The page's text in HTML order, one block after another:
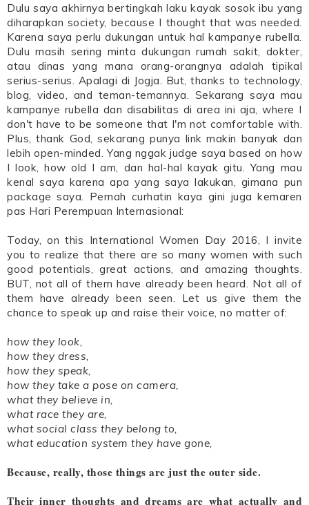
Dulu saya akhirnya bertingkah laku kayak sosok ibu yang
diharapkan society, because I thought that was needed.
Karena saya perlu dukungan untuk hal kampanye rubella.
Dulu masih sering minta dukungan rumah sakit, dokter,
atau dinas yang mana orang-orangnya adalah tipikal
serius-serius. Apalagi di Jogja. But, thanks to technology,
blog, video, and teman-temannya. Sekarang saya mau
kampanye rubella dan disabilitas di area ini aja, where I
don't have to be someone that I'm not comfortable with.
Plus, thank God, sekarang punya link makin banyak dan
lebih open-minded. Yang nggak judge saya based on how
I look, how old I am, dan hal-hal kayak gitu. Yang mau
kenal saya karena apa yang saya lakukan, gimana pun
package saya. Pernah curhatin kaya gini juga kemaren
pas Hari Perempuan Internasional:
Today, on this International Women Day 2016, I invite
you to realize that there are so many women with such
good potentials, great actions, and amazing thoughts.
BUT, not all of them have already been heard. Not all of
them have already been seen. Let us give them the
chance to speak up and raise their voice, no matter of:
how they look,
how they dress,
how they speak,
how they take a pose on camera,
what they believe in,
what race they are,
what social class they belong to,
what education system they have gone,
Because, really, those things are just the outer side.
Their inner thoughts and dreams are what actually and